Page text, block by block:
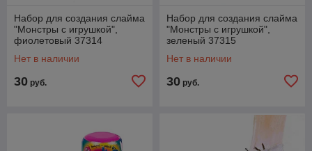
Набор для создания слайма
"Монстры с игрушкой",
фиолетовый 37314
Нет в наличии
30 руб.
Набор для создания слайма
"Монстры с игрушкой",
зеленый 37315
Нет в наличии
30 руб.